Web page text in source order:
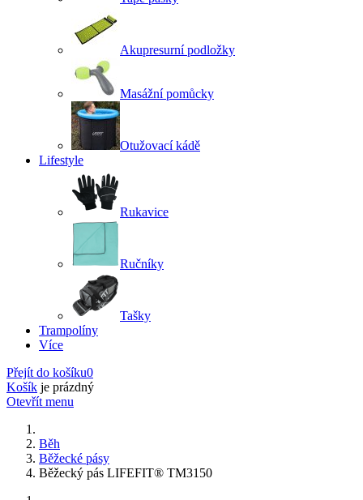
Akupresurní podložky
Masážní pomůcky
Otužovací kádě
Lifestyle
Rukavice
Ručníky
Tašky
Trampolíny
Více
Přejít do košíku0
Košík je prázdný
Otevřít menu
Běh
Běžecké pásy
Běžecký pás LIFEFIT® TM3150